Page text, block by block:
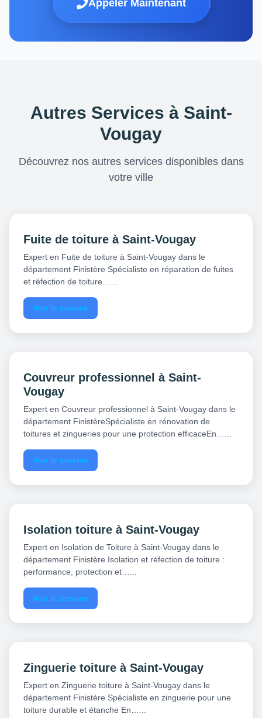
Appeler Maintenant
Autres Services à Saint-
Vougay
Découvrez nos autres services disponibles dans
votre ville
Fuite de toiture à Saint-Vougay
Expert en Fuite de toiture à Saint-Vougay dans le
département Finistère Spécialiste en réparation de fuites
et réfection de toiture…...
Voir le service
Couvreur professionnel à Saint-
Vougay
Expert en Couvreur professionnel à Saint-Vougay dans le
département FinistèreSpécialiste en rénovation de
toitures et zingueries pour une protection efficaceEn…...
Voir le service
Isolation toiture à Saint-Vougay
Expert en Isolation de Toiture à Saint-Vougay dans le
département Finistère Isolation et réfection de toiture :
performance, protection et…...
Voir le service
Zinguerie toiture à Saint-Vougay
Expert en Zinguerie toiture à Saint-Vougay dans le
département Finistère Spécialiste en zinguerie pour une
toiture durable et étanche En…...